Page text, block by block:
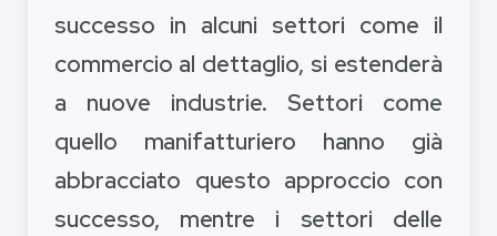
successo in alcuni settori come il
commercio al dettaglio, si estenderà
a nuove industrie. Settori come
quello manifatturiero hanno già
abbracciato questo approccio con
successo, mentre i settori delle